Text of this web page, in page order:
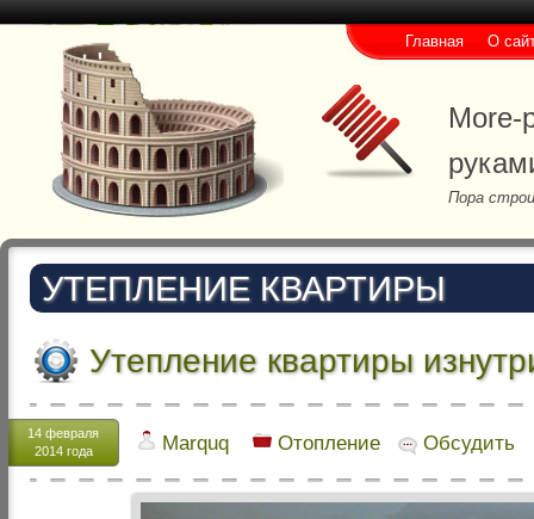
More-
Пора
Главная О
УТЕПЛЕНИЕ КВАРТИРЫ
Утепление квартиры
14 февраля
2014 года
Marquq Отопление Обсудить